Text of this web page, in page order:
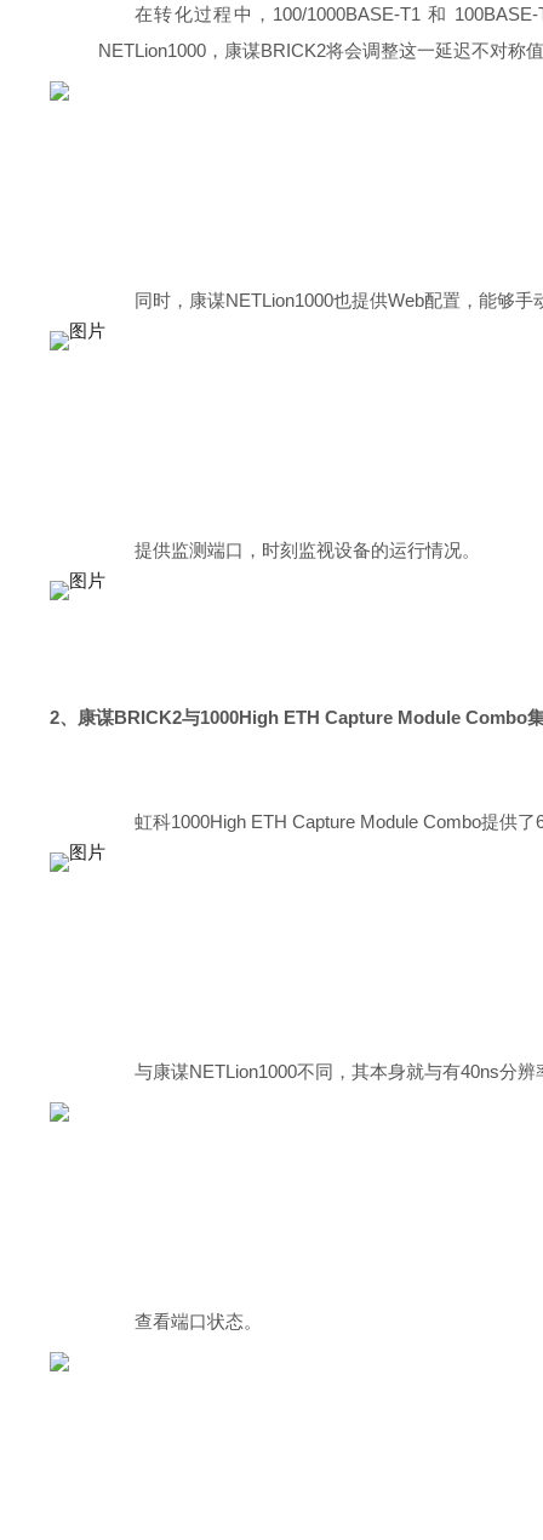
在转化过程中，100/1000BASE-T1 和
NETLion1000，康谋BRICK2将会调整这一延迟不对称
同时，康谋NETLion1000也提供Web配置，能够
提供监测端口，时刻监视设备的运行情况。
2、康谋BRICK2与1000High ETH Capture Module Combo
虹科1000High ETH Capture Module Combo提供
与康谋NETLion1000不同，其本身就与有40ns分
查看端口状态。